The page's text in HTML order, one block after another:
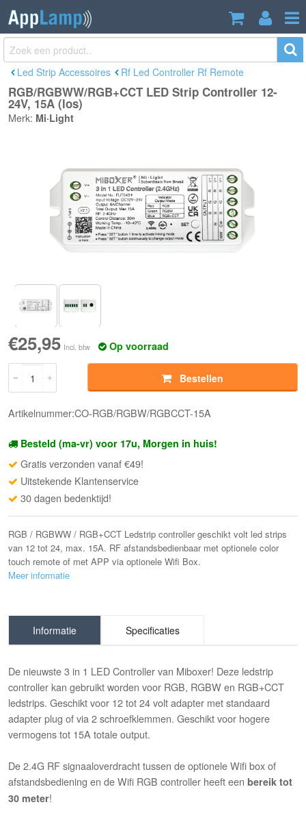
RGB/RGBWW/RGB+CCT LED Strip
Controller 12-24V, 15A (los)
€25,95
Led Strip Accessoires Rf Led Controller Rf Remote
RGB/RGBWW/RGB+CCT LED Strip Controller 12-
24V, 15A (los)
Merk: Mi·Light
€25,95 Incl. btw Op voorraad
Bestellen
Artikelnummer:CO-RGB/RGBW/RGBCCT-15A
Besteld (ma-vr) voor 17u, Morgen in huis!
Gratis verzonden vanaf €49!
Uitstekende Klantenservice
30 dagen bedenktijd!
RGB / RGBWW / RGB+CCT Ledstrip controller geschikt volt led strips
van 12 tot 24, max. 15A. RF afstandsbedienbaar met optionele color
touch remote of met APP via optionele Wifi Box.
Meer informatie
Informatie Specificaties
De nieuwste 3 in 1 LED Controller van Miboxer! Deze ledstrip
controller kan gebruikt worden voor RGB, RGBW en RGB+CCT
ledstrips. Geschikt voor 12 tot 24 volt adapter met standaard
adapter plug of via 2 schroefklemmen. Geschikt voor hogere
vermogens tot 15A totale output.
De 2.4G RF signaaloverdracht tussen de optionele Wifi box of
afstandsbediening en de Wifi RGB controller heeft eenbereik tot
30 meter!